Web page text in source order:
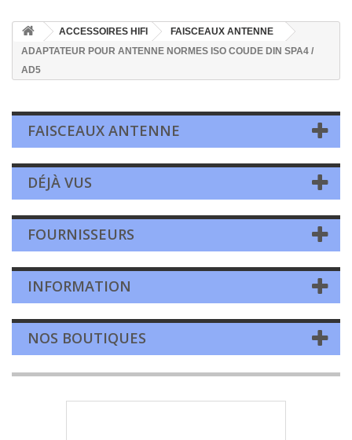
ACCESSOIRES HIFI
FAISCEAUX ANTENNE
ADAPTATEUR POUR ANTENNE NORMES ISO COUDE DIN SPA4 /
AD5
FAISCEAUX ANTENNE
DÉJÀ VUS
FOURNISSEURS
INFORMATION
NOS BOUTIQUES